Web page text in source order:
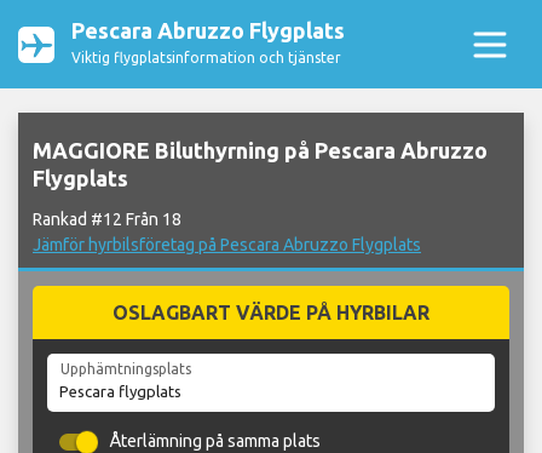
Pescara Abruzzo Flygplats
Viktig flygplatsinformation och tjänster
MAGGIORE Biluthyrning på Pescara Abruzzo
Flygplats
Rankad #12 Från 18
Jämför hyrbilsföretag på Pescara Abruzzo Flygplats
OSLAGBART VÄRDE PÅ HYRBILAR
Upphämtningsplats
Återlämning på samma plats